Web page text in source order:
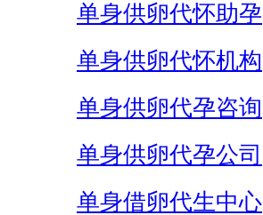
单身供卵代怀助孕
单身供卵代怀机构
单身供卵代孕咨询
单身供卵代孕公司
单身借卵代生中心